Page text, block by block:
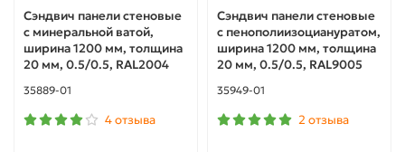
Сэндвич панели стеновые
с минеральной ватой,
ширина 1200 мм, толщина
20 мм, 0.5/0.5, RAL2004
35889-01
4 отзыва
Сэндвич панели стеновые
с пенополиизоциануратом,
ширина 1200 мм, толщина
20 мм, 0.5/0.5, RAL9005
35949-01
2 отзыва